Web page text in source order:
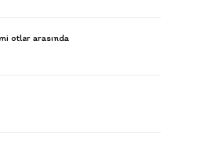
otlar arasında